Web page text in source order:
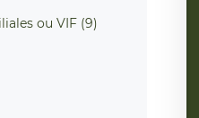
ou VIF (9)